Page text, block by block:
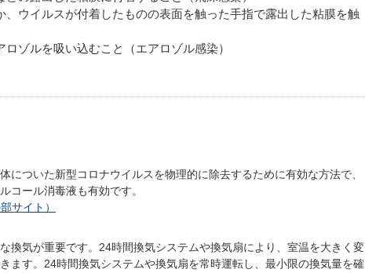
、ウイルスが付着したものの表面を触った手指で露出した粘膜を触
ゾルを吸い込むこと（エアロゾル感染）
についた新型コロナウイルスを物理的に除去するために有効な方法で、
コール消毒液も有効です。
サイト）
換気が重要です。24時間換気システムや換気扇により、室温を大きく変
ます。24時間換気システムや換気扇を常時運転し、最小限の換気量を確